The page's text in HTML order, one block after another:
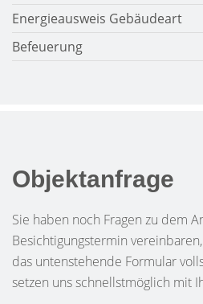
Energieausweis Gebäudeart
Befeuerung
Objektanfrage
Sie haben noch Fragen zu dem
Besichtigungstermin
das untenstehende Formular
setzen uns schnellstmöglich mit